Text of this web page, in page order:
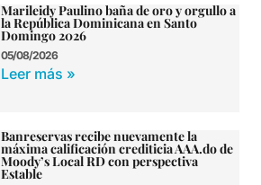
Marileidy Paulino baña de oro y orgullo a
la República Dominicana en Santo
Domingo 2026
05/08/2026
Leer más »
Banreservas recibe nuevamente la
máxima calificación crediticia AAA.do de
Moody’s Local RD con perspectiva
Estable